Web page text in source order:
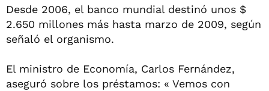
Desde 2006, el banco mundial destinó unos $
2.650 millones más hasta marzo de 2009, según
señaló el organismo.
El ministro de Economía, Carlos Fernández,
aseguró sobre los préstamos: « Vemos con